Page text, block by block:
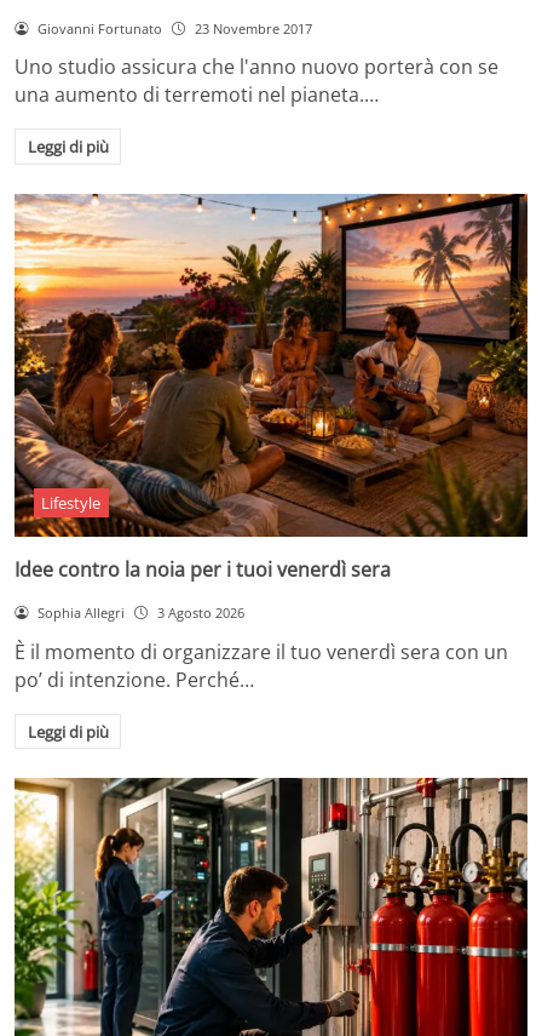
Giovanni Fortunato 23 Novembre 2017
Uno studio assicura che l'anno nuovo porterà con se
una aumento di terremoti nel pianeta.…
Leggi di più
Lifestyle
Idee contro la noia per i tuoi venerdì sera
Sophia Allegri 3 Agosto 2026
È il momento di organizzare il tuo venerdì sera con un
po’ di intenzione. Perché…
Leggi di più